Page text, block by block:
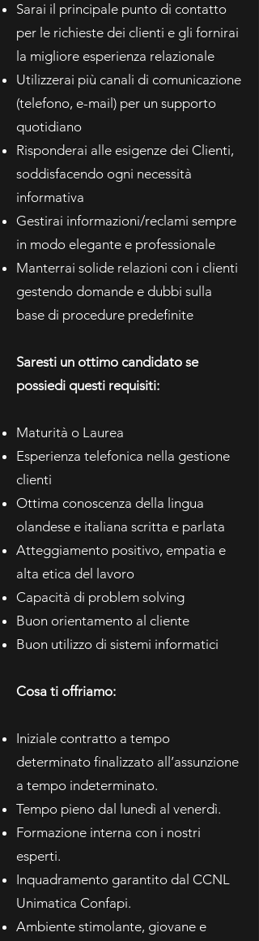
Sarai il principale punto di contatto
per le richieste dei clienti e gli fornirai
la migliore esperienza relazionale
Utilizzerai più canali di comunicazione
(telefono, e-mail) per un supporto
quotidiano
Risponderai alle esigenze dei Clienti,
soddisfacendo ogni necessità
informativa
Gestirai informazioni/reclami sempre
in modo elegante e professionale
Manterrai solide relazioni con i clienti
gestendo domande e dubbi sulla
base di procedure predefinite
Saresti un ottimo candidato se
possiedi questi requisiti:
Maturità o Laurea
Esperienza telefonica nella gestione
clienti
Ottima conoscenza della lingua
olandese e italiana scritta e parlata
Atteggiamento positivo, empatia e
alta etica del lavoro
Capacità di problem solving
Buon orientamento al cliente
Buon utilizzo di sistemi informatici
Cosa ti offriamo:
Iniziale contratto a tempo
determinato finalizzato all’assunzione
a tempo indeterminato.
Tempo pieno dal lunedì al venerdì.
Formazione interna con i nostri
esperti.
Inquadramento garantito dal CCNL
Unimatica Confapi.
Ambiente stimolante, giovane e